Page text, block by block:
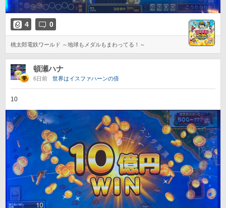
4 0
桃太郎電鉄ワールド ～地球もメダルもまわってる！～
頓瀬ハナ
6日前 世界はイスファハーンの倍
10